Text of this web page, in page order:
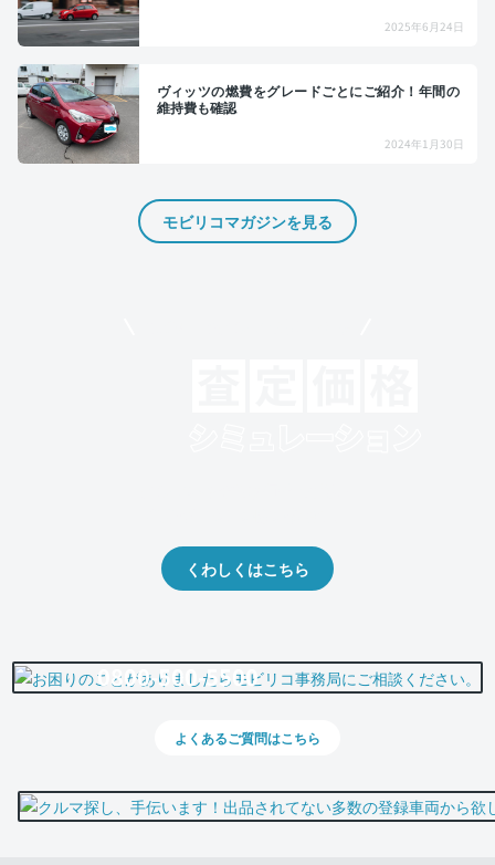
2025年6月24日
ヴィッツの燃費をグレードごとにご紹介！年間の
維持費も確認
2024年1月30日
モビリコマガジンを見る
くわしくはこちら
0800-500-5500
よくあるご質問はこちら